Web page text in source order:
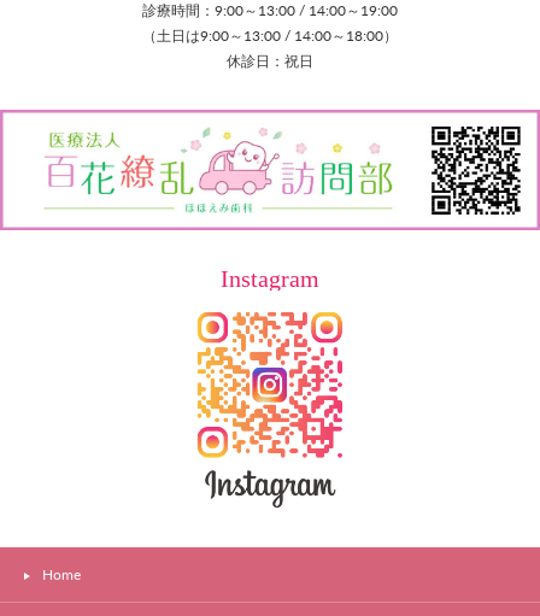
診療時間：9:00～13:00 / 14:00～19:00
（土日は9:00～13:00 / 14:00～18:00）
休診日：祝日
Instagram
Home